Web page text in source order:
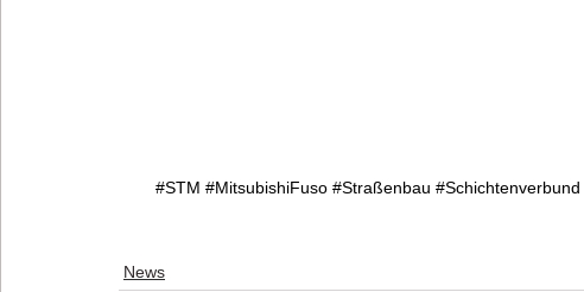
#STM #MitsubishiFuso #Straßenbau #Schichtenverbund
News